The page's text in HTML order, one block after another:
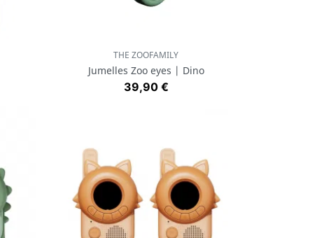
 Aperçu rapide
THE ZOOFAMILY
Jumelles Zoo eyes | Dino
Prix
39,90 €